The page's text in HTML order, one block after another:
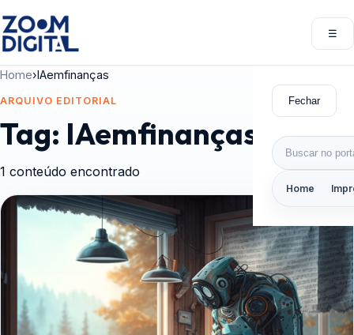
☰
Fechar
Buscar por:
Home
Home›IAemfinanças
ARQUIVO EDITORIAL
Tag: IAemfinanças
1 conteúdo encontrado